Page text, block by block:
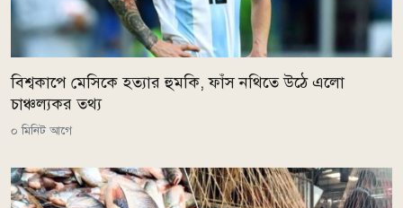
বিশ্বকাপে মেসিকে হত্যার হুমকি, ফাঁস নথিতে উঠে এলো
চাঞ্চল্যকর তথ্য
০ মিনিট আগে